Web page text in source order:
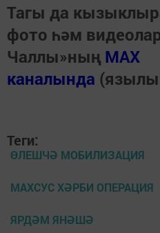
Тагы да
фото һәм
Чаллы»ның MAX
каналында
Теги:
ӨЛЕШЧӘ МОБИЛИЗАЦИЯ
МАХСУС ХӘРБИ ОПЕРАЦИЯ
ЯРДӘМ ЯНӘШӘ